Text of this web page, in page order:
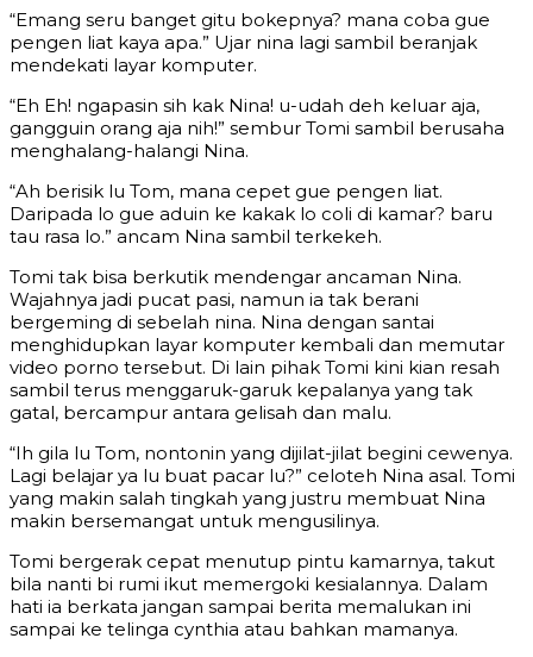
“Emang seru banget gitu bokepnya? mana coba gue
pengen liat kaya apa.” Ujar nina lagi sambil beranjak
mendekati layar komputer.
“Eh Eh! ngapasin sih kak Nina! u-udah deh keluar aja,
gangguin orang aja nih!” sembur Tomi sambil berusaha
menghalang-halangi Nina.
“Ah berisik lu Tom, mana cepet gue pengen liat.
Daripada lo gue aduin ke kakak lo coli di kamar? baru
tau rasa lo.” ancam Nina sambil terkekeh.
Tomi tak bisa berkutik mendengar ancaman Nina.
Wajahnya jadi pucat pasi, namun ia tak berani
bergeming di sebelah nina. Nina dengan santai
menghidupkan layar komputer kembali dan memutar
video porno tersebut. Di lain pihak Tomi kini kian resah
sambil terus menggaruk-garuk kepalanya yang tak
gatal, bercampur antara gelisah dan malu.
“Ih gila lu Tom, nontonin yang dijilat-jilat begini cewenya.
Lagi belajar ya lu buat pacar lu?” celoteh Nina asal. Tomi
yang makin salah tingkah yang justru membuat Nina
makin bersemangat untuk mengusilinya.
Tomi bergerak cepat menutup pintu kamarnya, takut
bila nanti bi rumi ikut memergoki kesialannya. Dalam
hati ia berkata jangan sampai berita memalukan ini
sampai ke telinga cynthia atau bahkan mamanya.